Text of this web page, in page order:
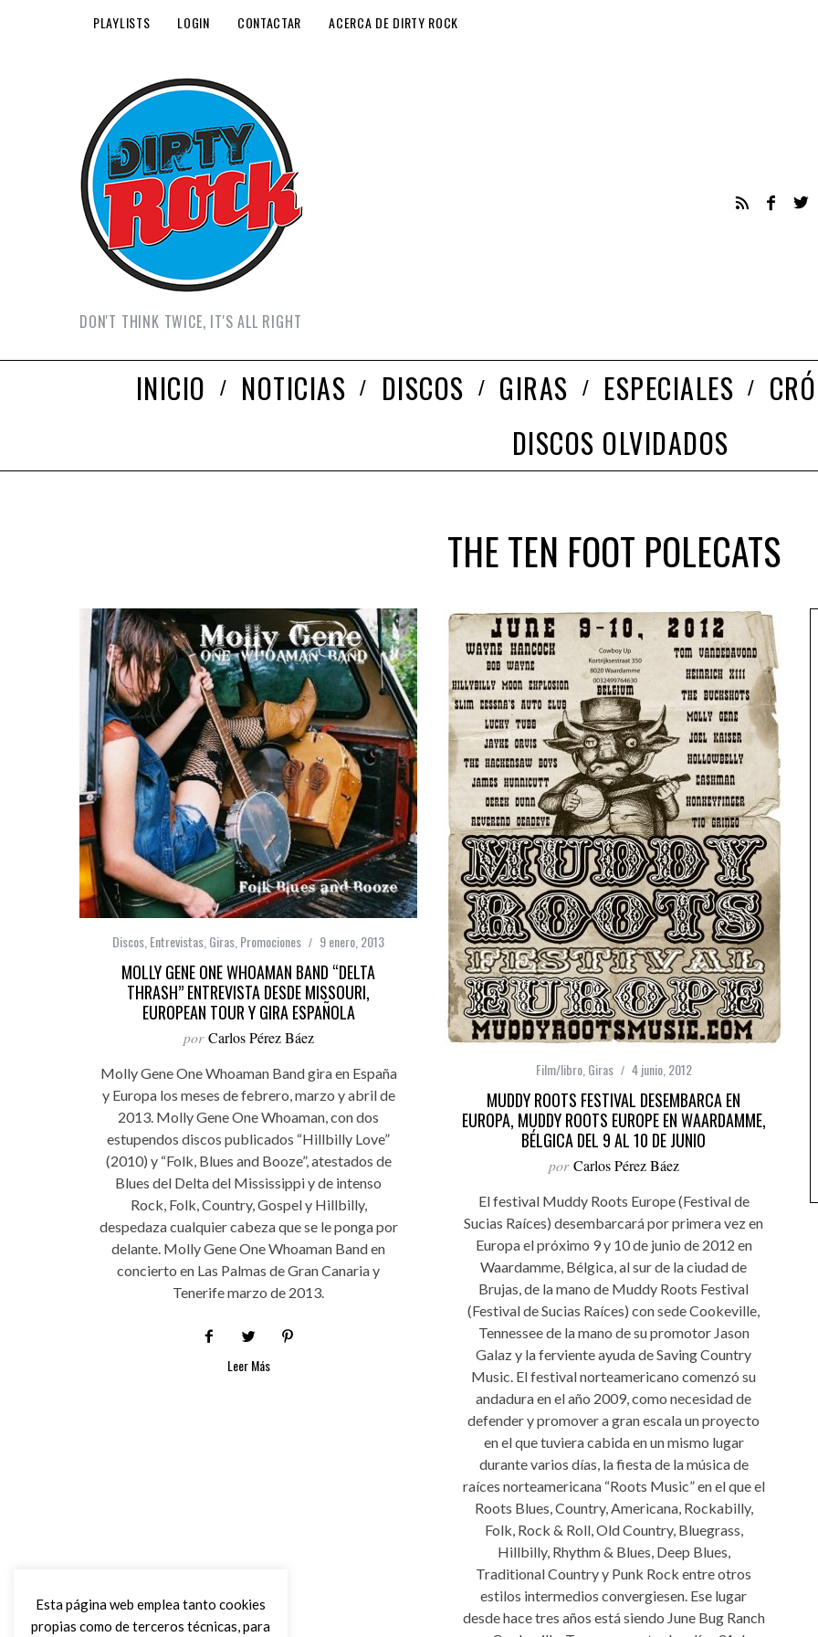
PLAYLISTS LOGIN CONTACTAR ACERCA DE DIRTY ROCK
DON'T THINK TWICE, IT'S ALL RIGHT
INICIO NOTICIAS DISCOS GIRAS ESPECIALES
DISCOS OLVIDADOS
THE TEN FOOT POLECATS
Discos Entrevistas Giras Promociones 9 enero, 2013
MOLLY GENE ONE WHOAMAN BAND “DELTA
THRASH” ENTREVISTA DESDE MISSOURI,
EUROPEAN TOUR Y GIRA ESPAÑOLA
por Carlos Pérez Báez
Molly Gene One Whoaman Band gira en España
y Europa los meses de febrero, marzo y abril de
2013. Molly Gene One Whoaman, con dos
estupendos discos publicados “Hillbilly Love”
(2010) y “Folk, Blues and Booze”, atestados de
Blues del Delta del Mississippi y de intenso
Rock, Folk, Country, Gospel y Hillbilly,
despedaza cualquier cabeza que se le ponga por
delante. Molly Gene One Whoaman Band en
concierto en Las Palmas de Gran Canaria y
Tenerife marzo de 2013.
Leer Más
Film/libro, Giras 4 junio, 2012
MUDDY ROOTS FESTIVAL DESEMBARCA EN
EUROPA, MUDDY ROOTS EUROPE EN WAARDAMME,
BÉLGICA DEL 9 AL 10 DE JUNIO
por Carlos Pérez Báez
El festival Muddy Roots Europe (Festival de
Sucias Raíces) desembarcará por primera vez en
Europa el próximo 9 y 10 de junio de 2012 en
Waardamme, Bélgica, al sur de la ciudad de
Brujas, de la mano de Muddy Roots Festival
(Festival de Sucias Raíces) con sede Cookeville,
Tennessee de la mano de su promotor Jason
Galaz y la ferviente ayuda de Saving Country
Music. El festival norteamericano comenzó su
andadura en el año 2009, como necesidad de
defender y promover a gran escala un proyecto
en el que tuviera cabida en un mismo lugar
durante varios días, la fiesta de la música de
raíces norteamericana “Roots Music” en el que el
Roots Blues, Country, Americana, Rockabilly,
Folk, Rock & Roll, Old Country, Bluegrass,
Hillbilly, Rhythm & Blues, Deep Blues,
Traditional Country y Punk Rock entre otros
estilos intermedios convergiesen. Ese lugar
desde hace tres años está siendo June Bug Ranch
Esta página web emplea tanto cookies
propias como de terceros técnicas, para